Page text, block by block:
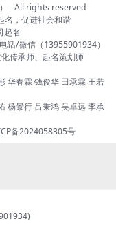
- All rights reserved
名，促进社会和谐
起名
话/微信（13955901934）
传承师、起名策划师
华春霖 钱俊华 田承霖 王若
杨景行 吕秉鸿 吴卓远 李承
备2024058305号